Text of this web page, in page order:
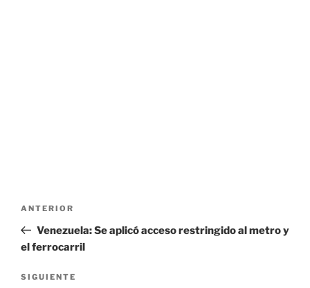
entradas
Entrada
anterior:
ANTERIOR
Venezuela: Se aplicó acceso restringido al metro y
el ferrocarril
Siguiente
SIGUIENTE